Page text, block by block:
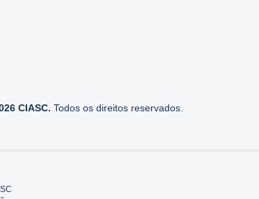
CIASC. Todos os direitos reservados.